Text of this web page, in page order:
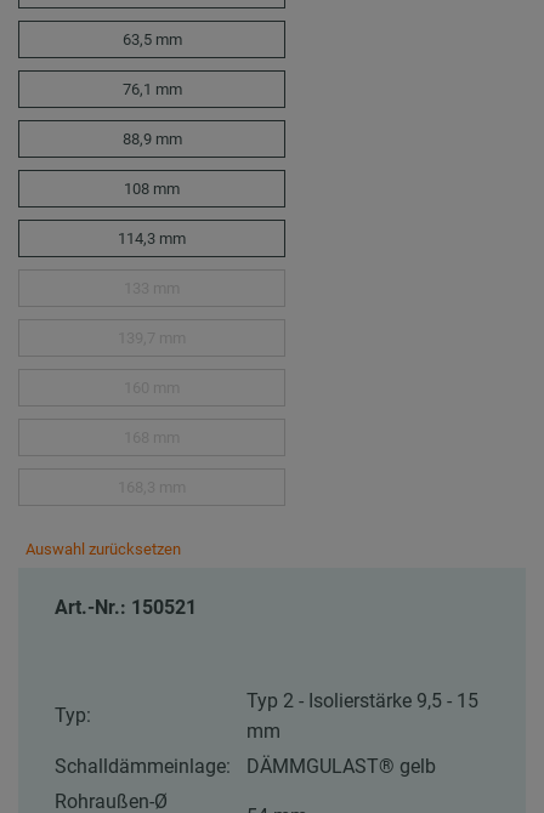
63,5 mm
76,1 mm
88,9 mm
108 mm
114,3 mm
Auswahl zurücksetzen
Art.-Nr.: 150521
Typ:
Typ 2 - Isolierstärke 9,5 - 15
mm
Schalldämmeinlage:
DÄMMGULAST® gelb
Rohraußen-Ø